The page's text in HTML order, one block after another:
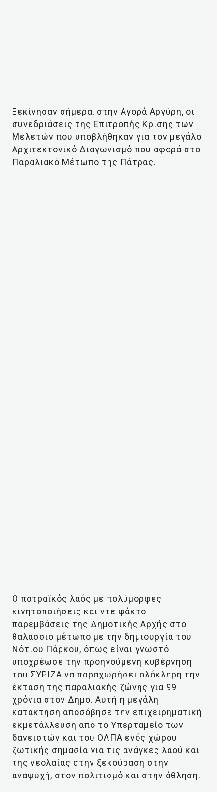
Ξεκίνησαν σήμερα, στην Αγορά Αργύρη, οι
συνεδριάσεις της Επιτροπής Κρίσης των
Μελετών που υποβλήθηκαν για τον μεγάλο
Αρχιτεκτονικό Διαγωνισμό που αφορά στο
Παραλιακό Μέτωπο της Πάτρας.
Ο πατραϊκός λαός με πολύμορφες
κινητοποιήσεις και ντε φάκτο
παρεμβάσεις της Δημοτικής Αρχής στο
θαλάσσιο μέτωπο με την δημιουργία του
Νότιου Πάρκου, όπως είναι γνωστό
υποχρέωσε την προηγούμενη κυβέρνηση
του ΣΥΡΙΖΑ να παραχωρήσει ολόκληρη την
έκταση της παραλιακής ζώνης για 99
χρόνια στον Δήμο. Αυτή η μεγάλη
κατάκτηση αποσόβησε την επιχειρηματική
εκμετάλλευση από το Υπερταμείο των
δανειστών και του ΟΛΠΑ ενός χώρου
ζωτικής σημασία για τις ανάγκες λαού και
της νεολαίας στην ξεκούραση στην
αναψυχή, στον πολιτισμό και στην άθληση.